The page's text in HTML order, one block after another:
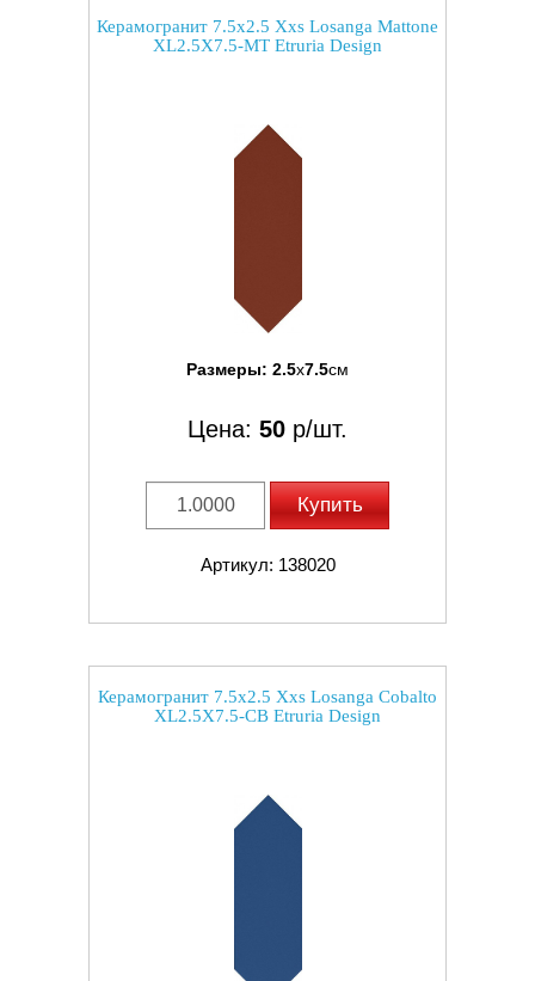
Керамогранит 7.5x2.5 Xxs Losanga Mattone
XL2.5X7.5-MT Etruria Design
Размеры: 2.5x7.5см
Цена: 50 р/шт.
Купить
Артикул: 138020
Керамогранит 7.5x2.5 Xxs Losanga Cobalto
XL2.5X7.5-CB Etruria Design